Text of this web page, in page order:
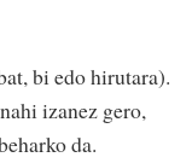
bi edo hirutara).
izanez gero,
da.